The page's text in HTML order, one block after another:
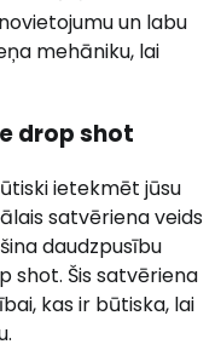
un labu
mehāniku, lai
drop shot
ietekmēt jūsu
satvēriena veids
daudzpusību
shot. Šis satvēriena
kas ir būtiska, lai